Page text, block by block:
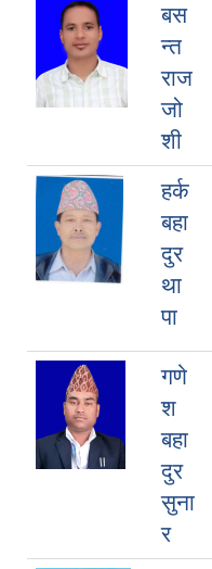
बस
न्त
राज
जो
शी
हर्क
बहा
दुर
था
पा
गणे
श
बहा
दुर
सुना
र